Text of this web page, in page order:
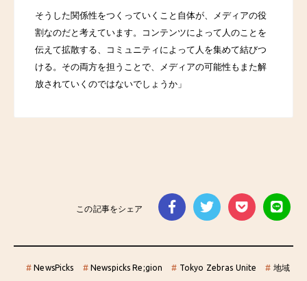
そうした関係性をつくっていくこと自体が、メディアの役
割なのだと考えています。コンテンツによって人のことを
伝えて拡散する、コミュニティによって人を集めて結びつ
ける。その両方を担うことで、メディアの可能性もまた解
放されていくのではないでしょうか」
この記事をシェア
# NewsPicks #Newspicks Re;gion # Tokyo Zebras Unite # 地域